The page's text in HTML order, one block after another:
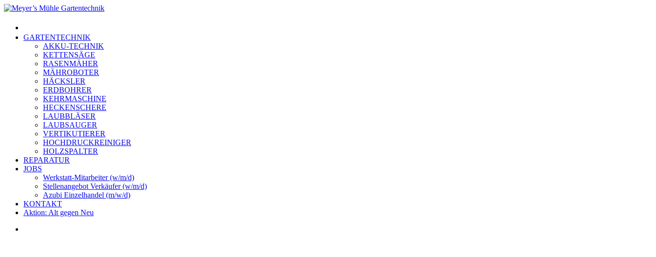
Skip
main
contentGARTENTECHNIK
AKKU-TECHNIK
KETTENSÄGE
RASENMÄHER
MÄHROBOTER
HÄCKSLER
ERDBOHRER
KEHRMASCHINE
HECKENSCHERE
LAUBBLÄSER
LAUBSAUGER
VERTIKUTIERER
HOCHDRUCKREINIGER
HOLZSPALTER
REPARATUR
JOBS
Werkstatt-Mitarbeiter (w/m/d)
Stellenangebot Verkäufer (w/m/d)
Azubi Einzelhandel (m/w/d)
KONTAKT
Aktion: Alt gegen Neu